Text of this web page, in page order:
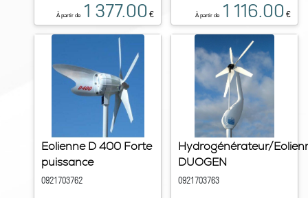
À partir de 1 377.00 € À partir de 1 116.00 €
Eolienne D 400 Forte
puissance
0921703762
Hydrogénérateur/
DUOGEN
0921703763